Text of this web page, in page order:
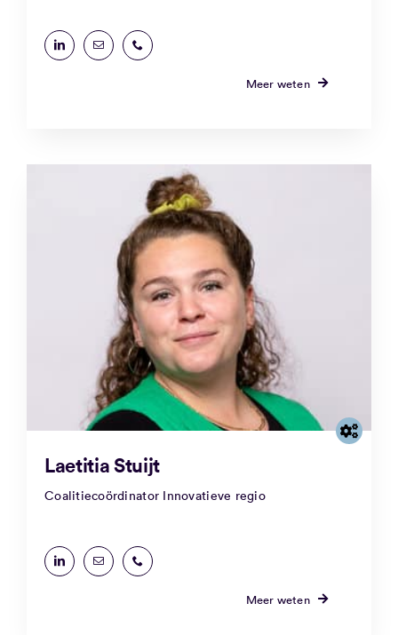
Meer weten
Laetitia Stuijt
Coalitiecoördinator Innovatieve regio
Meer weten